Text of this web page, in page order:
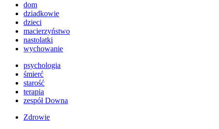
dom
dziadkowie
dzieci
macierzyństwo
nastolatki
wychowanie
psychologia
śmierć
starość
terapia
zespół Downa
Zdrowie